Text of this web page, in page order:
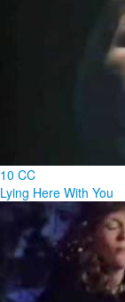
10 CC
Lying Here With You